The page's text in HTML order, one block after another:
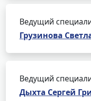
Ведущий
Грузинова
Ведущий
Дыхта Сергей